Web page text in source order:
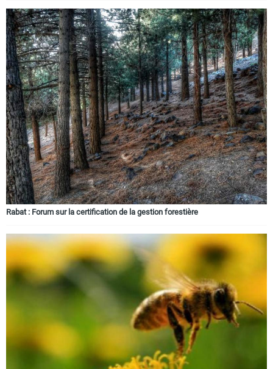
Rabat : Forum sur la certification de la gestion forestière